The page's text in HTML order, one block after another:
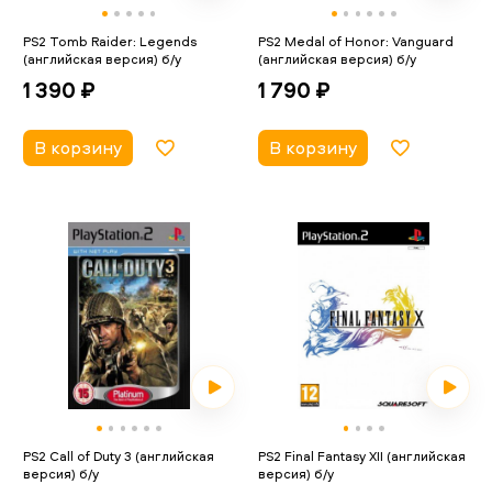
PS2 Tomb Raider: Legends
(английская версия) б/у
1 390 ₽
В корзину
PS2 Medal of Honor: Vanguard
(английская версия) б/у
1 790 ₽
В корзину
PS2 Call of Duty 3 (английская
версия) б/у
PS2 Final Fantasy XII (английская
версия) б/у